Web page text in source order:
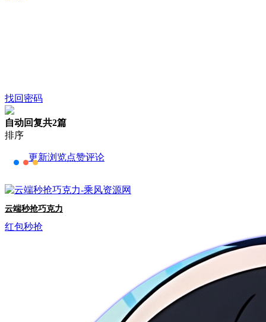
找回密码
自动回复共2篇
排序
更新浏览点赞评论
云端秒抢巧克力
红包秒抢